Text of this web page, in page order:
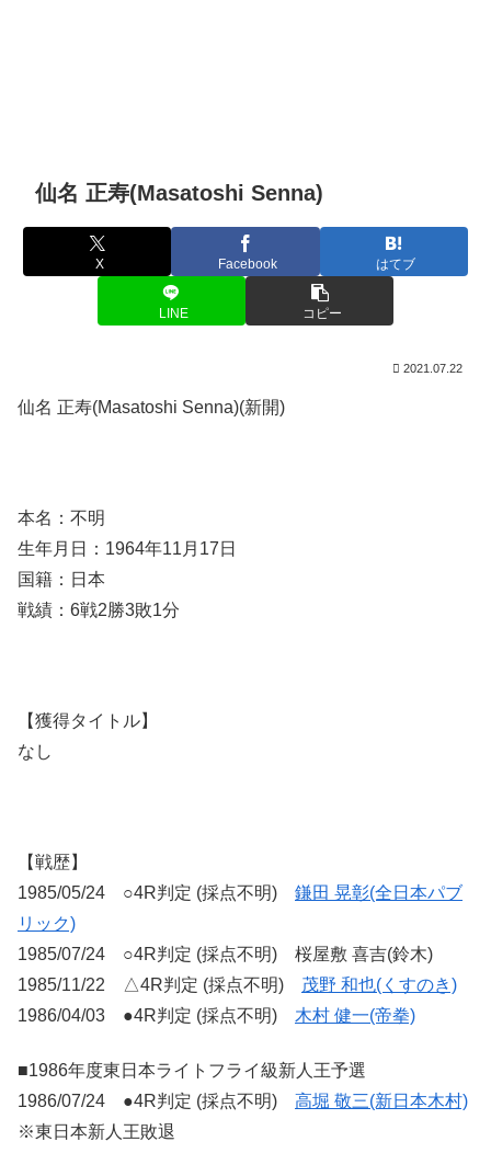
仙名 正寿(Masatoshi Senna)
X Facebook はてブ
LINE コピー
2021.07.22
仙名 正寿(Masatoshi Senna)(新開)
本名：不明
生年月日：1964年11月17日
国籍：日本
戦績：6戦2勝3敗1分
【獲得タイトル】
なし
【戦歴】
1985/05/24 ○4R判定 (採点不明) 鎌田 晃彰(全日本パブ
リック)
1985/07/24 ○4R判定 (採点不明) 桜屋敷 喜吉(鈴木)
1985/11/22 △4R判定 (採点不明) 茂野 和也(くすのき)
1986/04/03 ●4R判定 (採点不明) 木村 健一(帝拳)
■1986年度東日本ライトフライ級新人王予選
1986/07/24 ●4R判定 (採点不明) 高堀 敬三(新日本木村)
※東日本新人王敗退